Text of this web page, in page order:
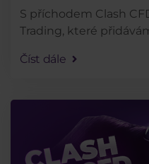
S příchodem Clash
Trading, které
aktuální situaci na
Číst dále